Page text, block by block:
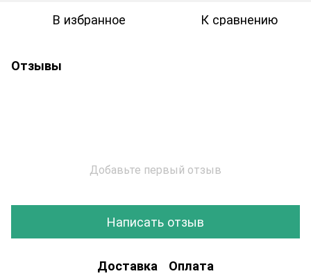
В избранное К сравнению
Отзывы
Добавьте первый отзыв
Написать отзыв
Доставка Оплата